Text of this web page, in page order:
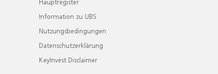
Information zu UBS
Nutzungsbedingungen
Datenschutzerklärung
KeyInvest Disclaimer